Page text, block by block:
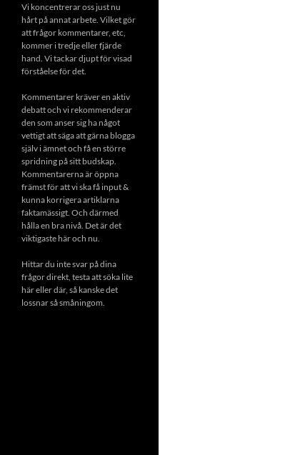
Vi koncentrerar oss just nu
hårt på annat arbete. Vilket gör
att frågor kommentarer, etc,
kommer i tredje eller fjärde
hand. Vi tackar djupt för visad
förståelse för det.
Kommentarer kräver en aktiv
debatt och vi rekommenderar
den som anser sig ha något
vettigt att säga att gärna blogga
själv i ämnet och få en större
spridning på sitt budskap.
Kommentarerna är öppna
främst för att vi ska få input &
kunna korrigera artiklarna
faktamässigt. Och därmed
hålla en bra nivå. Det är det
viktigaste här och nu.
Hittar du inte svar på dina
frågor direkt, testa att söka lite
här eller där, så kanske det
lossnar så småningom.